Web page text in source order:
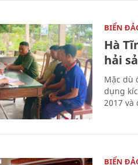
BIỂN
Hà
hải
Mặc dù
dụng
2017 và
BIỂN